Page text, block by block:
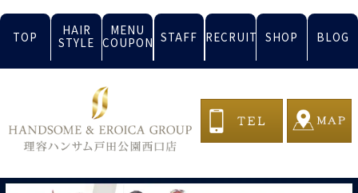
TOP
HAIR
STYLE
MENU
COUPON STAFF RECRUIT SHOP BLOG